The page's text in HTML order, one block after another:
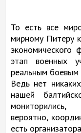
То есть все
мирному Питеру
экономического
этап военных
реальным боевым
Ведь нет
нашей
вероятно,
есть